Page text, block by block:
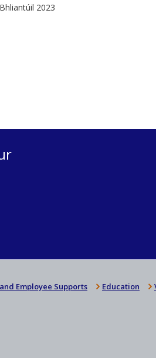
2023
Employee Supports Education